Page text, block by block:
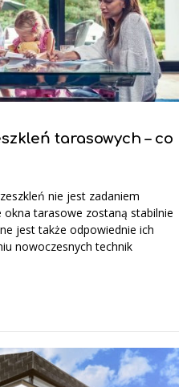
tarasowych – co
nie jest zadaniem
tarasowe zostaną stabilnie
jest także odpowiednie ich
nowoczesnych technik